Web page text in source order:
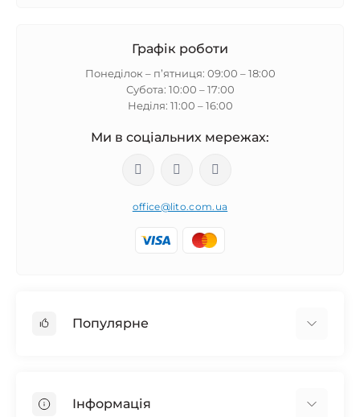
Графік роботи
Понеділок – п’ятниця: 09:00 – 18:00
Субота: 10:00 – 17:00
Неділя: 11:00 – 16:00
Ми в соціальних мережах:
office@lito.com.ua
Популярне
Устаткування для супутникового та ефірного
Інформація